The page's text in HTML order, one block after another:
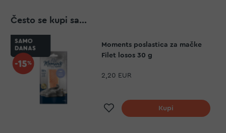
Često se kupi sa...
Moments poslastica za mačke
Filet losos 30 g
2,20 EUR
Dodaj na listu želja
Kupi